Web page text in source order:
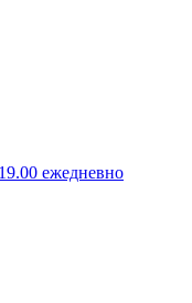
ежедневно